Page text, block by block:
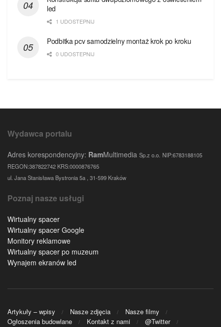
led
1 UDOSTEPNIJ
Podbitka pcv samodzielny montaż krok po kroku
0 UDOSTEPNIJ
Wydawca portalu
Adres korespondencyjny: RamMultimedia Sp.z o.o. NIP:6783188105
REGON:387822742 KRS:0000876765
ul. Jana Stanisława Bystronia 5a , 31-599 Kraków
Poznaj nasze usługi
Wirtualny spacer
Wirtualny spacer Google
Monitory reklamowe
Wirtualny spacer po muzeum
Wynajem ekranów led
Artykuły – wpisy Nasze zdjęcia
Nasze filmy
Ogłoszenia budowlane
Kontakt z nami
@Twitter